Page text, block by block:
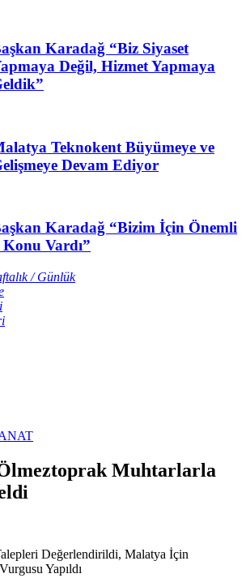
Karadağ “Biz Siyaset
Değil, Hizmet Yapmaya
Teknokent Büyümeye ve
Devam Ediyor
Karadağ “Bizim İçin Önemli
Konu Vardı”
/ Günlük
Muhtarlarla
Değerlendirildi, Malatya İçin
Yapıldı